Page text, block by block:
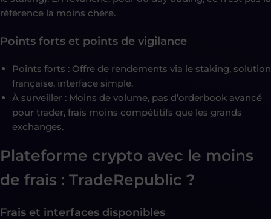
référence la moins chère.
Points forts et points de vigilance
Points forts : Offre de rendements via le staking, solution
française, interface simple.
À surveiller : Moins de volume, pas d’orderbook avancé
pour trader, frais moins compétitifs que les grands
exchanges.
Plateforme crypto avec le moins
de frais : TradeRepublic ?
Frais et interfaces disponibles